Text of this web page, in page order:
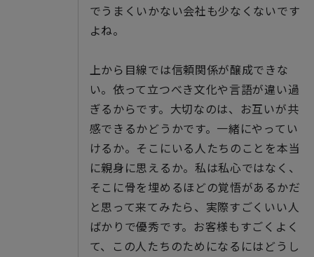
でうまくいかない会社も少なくないです
よね。
上から目線では信頼関係が醸成できな
い。依って立つべき文化や言語が違い過
ぎるからです。大切なのは、お互いが共
感できるかどうかです。一緒にやってい
けるか。そこにいる人たちのことを本当
に親身に思えるか。私は私心ではなく、
そこに骨を埋めるほどの覚悟があるかだ
と思って来てみたら、実際すごくいい人
ばかりで優秀です。お客様もすごくよく
て、この人たちのためになるにはどうし